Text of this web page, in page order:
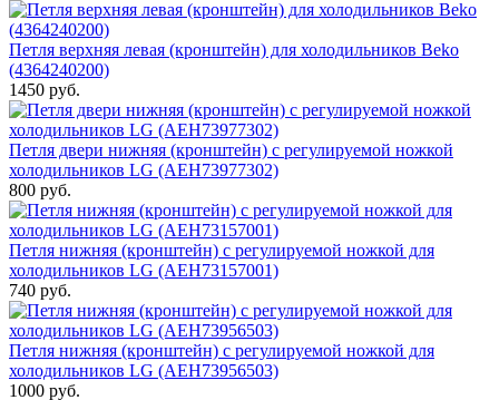
Петля верхняя левая (кронштейн) для холодильников Beko
(4364240200)
1450 руб.
Петля двери нижняя (кронштейн) с регулируемой ножкой
холодильников LG (AEH73977302)
800 руб.
Петля нижняя (кронштейн) с регулируемой ножкой для
холодильников LG (AEH73157001)
740 руб.
Петля нижняя (кронштейн) с регулируемой ножкой для
холодильников LG (AEH73956503)
1000 руб.